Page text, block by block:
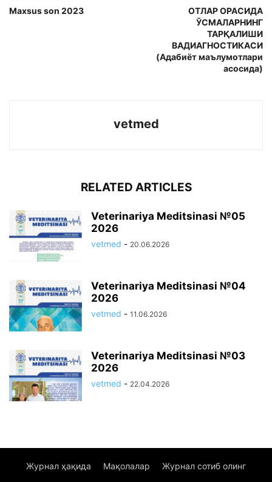
Maxsus son 2023
ОТЛАР ОРАСИДА
ЎСМАЛАРНИНГ
ТАРҚАЛИШИ
ВАДИАГНОСТИКАСИ
(Адабиёт маълумотлари
асосида)
vetmed
RELATED ARTICLES
Veterinariya Meditsinasi №05
2026
vetmed - 20.06.2026
Veterinariya Meditsinasi №04
2026
vetmed - 11.06.2026
Veterinariya Meditsinasi №03
2026
vetmed - 22.04.2026
Журнал ҳақида Мақолалар Журнал сотиб олинг